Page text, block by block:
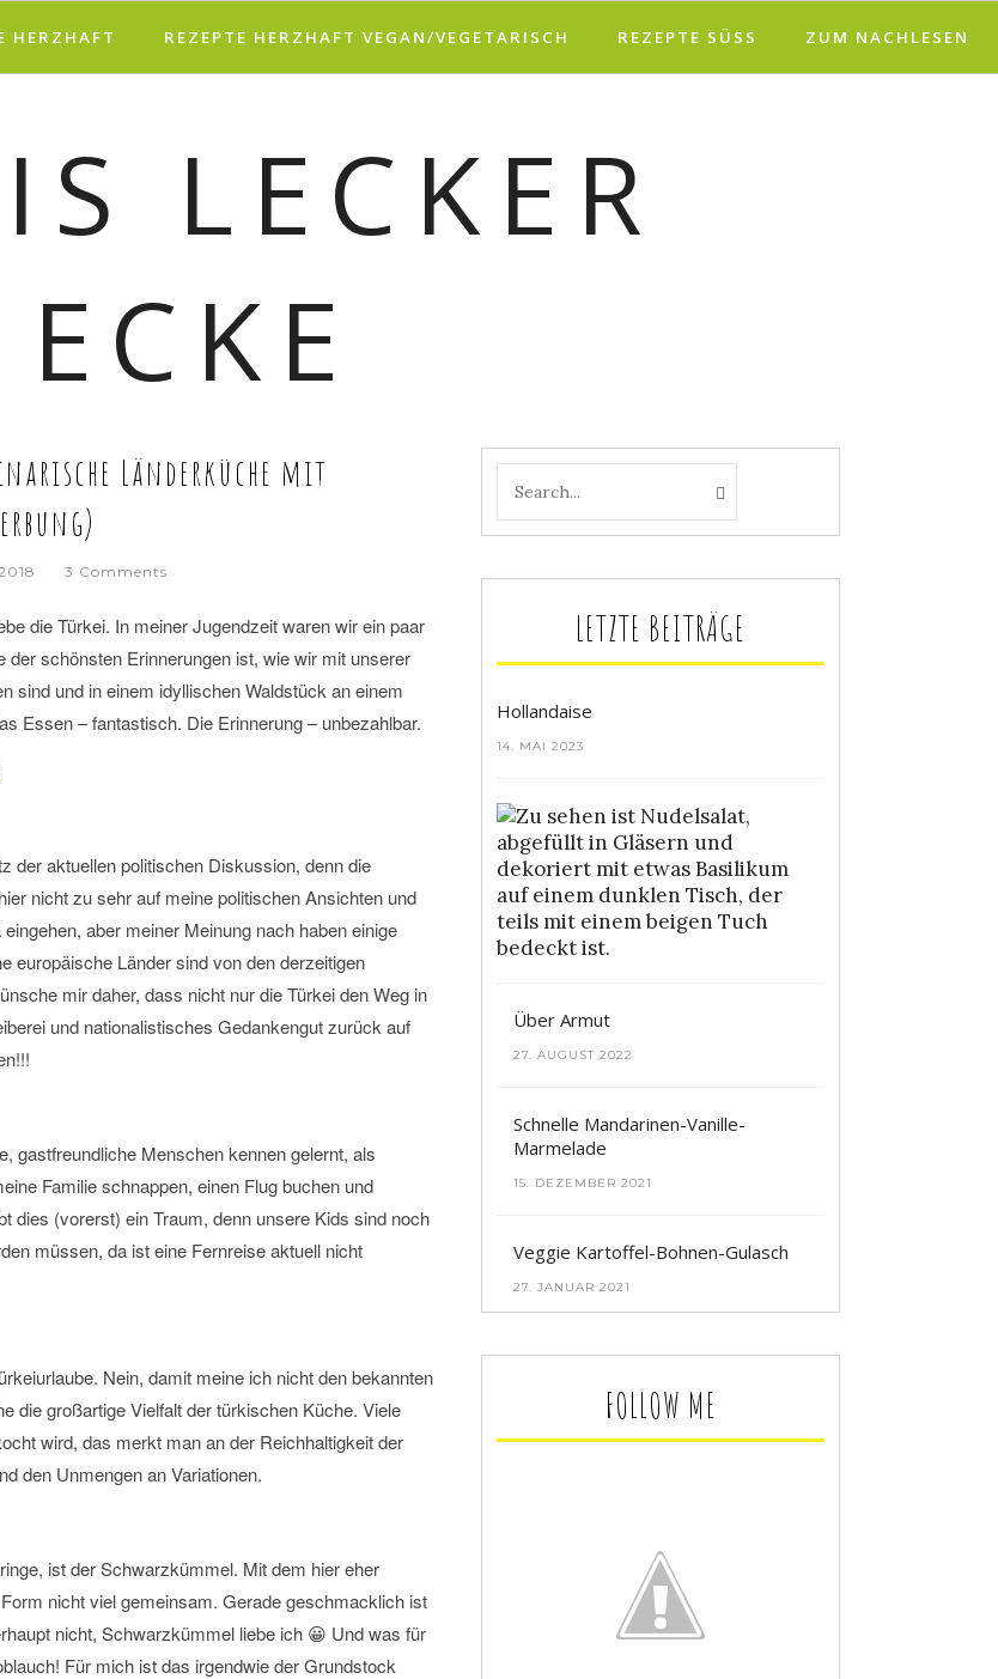
HERZHAFT REZEPTE HERZHAFT VEGAN/VEGETARISCH REZEPTE SÜSS ZUM NACHLESEN
Länderküche mit
3 Comments
die Türkei. In meiner Jugendzeit waren wir ein paar
schönsten Erinnerungen ist, wie wir mit unserer
sind und in einem idyllischen Waldstück an einem
Essen – fantastisch. Die Erinnerung – unbezahlbar.
der aktuellen politischen Diskussion, denn die
nicht zu sehr auf meine politischen Ansichten und
aber meiner Meinung nach haben einige
europäische Länder sind von den derzeitigen
mir daher, dass nicht nur die Türkei den Weg in
und nationalistisches Gedankengut zurück auf
gastfreundliche Menschen kennen gelernt, als
Familie schnappen, einen Flug buchen und
dies (vorerst) ein Traum, denn unsere Kids sind noch
müssen, da ist eine Fernreise aktuell nicht
Nein, damit meine ich nicht den bekannten
die großartige Vielfalt der türkischen Küche. Viele
wird, das merkt man an der Reichhaltigkeit der
den Unmengen an Variationen.
ist der Schwarzkümmel. Mit dem hier eher
nicht viel gemeinsam. Gerade geschmacklich ist
nicht, Schwarzkümmel liebe ich 😀 Und was für
Für mich ist das irgendwie der Grundstock
LETZTE BEITRÄGE
Hollandaise
14. MAI 2023
Über Armut
27. AUGUST 2022
Schnelle Mandarinen-Vanille-
Marmelade
15. DEZEMBER 2021
Veggie Kartoffel-Bohnen-Gulasch
27. JANUAR 2021
FOLLOW ME